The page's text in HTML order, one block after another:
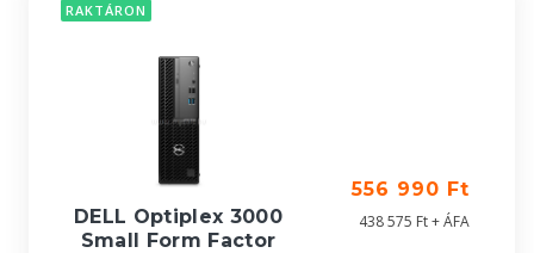
RAKTÁRON
DELL Optiplex 3000
Small Form Factor
556 990 Ft
438 575 Ft + ÁFA